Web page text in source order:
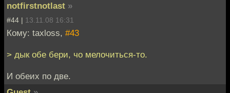
notfirstnotlast »
#44 | 13.11.08 16:31
Кому: taxloss, #43
> дык обе бери, чо мелочиться-то.
И обеих по две.